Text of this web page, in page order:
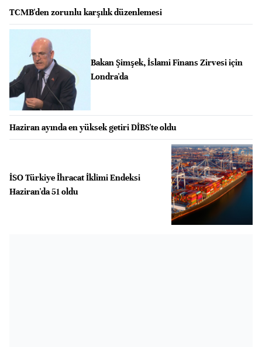
TCMB'den zorunlu karşılık düzenlemesi
Bakan Şimşek, İslami Finans Zirvesi için
Londra'da
Haziran ayında en yüksek getiri DİBS'te oldu
İSO Türkiye İhracat İklimi Endeksi
Haziran'da 51 oldu